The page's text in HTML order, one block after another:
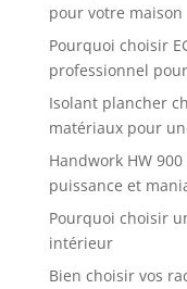
pour votre maison
Pourquoi choisir
professionnel
Isolant plancher
matériaux pour
Handwork HW
puissance et
Pourquoi choisir
intérieur
Bien choisir vos